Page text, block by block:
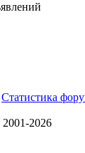
Статистика
2026